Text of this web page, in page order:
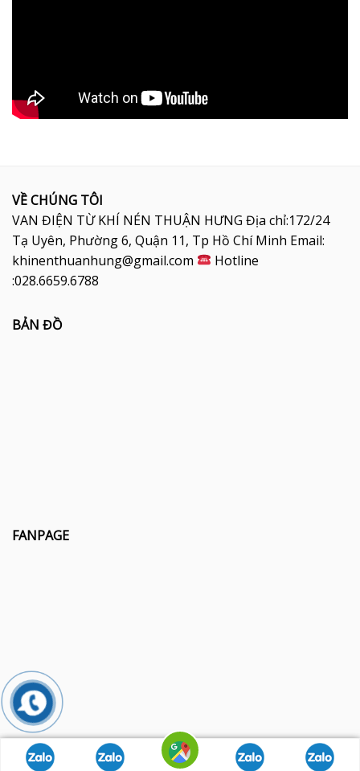
VỀ CHÚNG TÔI
VAN ĐIỆN TỪ KHÍ NÉN THUẬN HƯNG Địa chỉ:172/24
Tạ Uyên, Phường 6, Quận 11, Tp Hồ Chí Minh Email:
khinenthuanhung@gmail.com
Hotline
:028.6659.6788
BẢN ĐỒ
FANPAGE